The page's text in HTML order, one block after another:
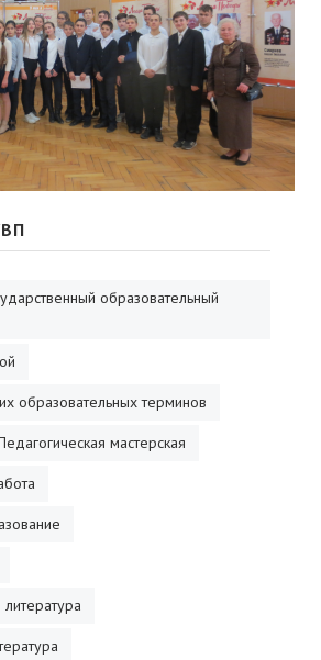
образовательный
образовательных терминов
мастерская